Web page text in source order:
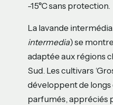
-15°C sans protection.
La lavande
intermedia) se
adaptée aux régions
Sud. Les cultivars
développent de longs
parfumés, appréciés